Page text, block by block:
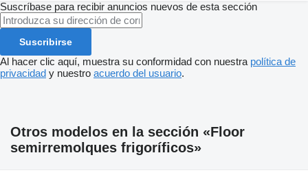
Suscríbase para recibir anuncios nuevos de esta sección
Suscribirse
Al hacer clic aquí, muestra su conformidad con nuestra política de
privacidad y nuestro acuerdo del usuario.
Otros modelos en la sección «Floor
semirremolques frigoríficos»